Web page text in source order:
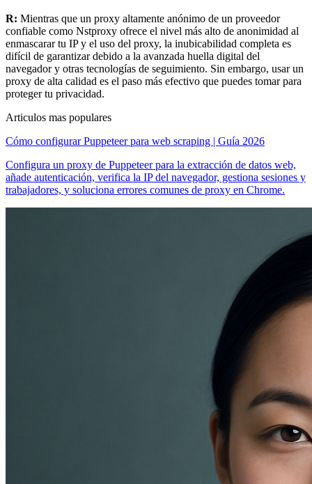
R: Mientras que un proxy altamente anónimo de un proveedor
confiable como Nstproxy ofrece el nivel más alto de anonimidad al
enmascarar tu IP y el uso del proxy, la inubicabilidad completa es
difícil de garantizar debido a la avanzada huella digital del
navegador y otras tecnologías de seguimiento. Sin embargo, usar un
proxy de alta calidad es el paso más efectivo que puedes tomar para
proteger tu privacidad.
Articulos mas populares
Cómo configurar Puppeteer para web scraping | Guía 2026
Configura un proxy de Puppeteer para la extracción de datos web,
añade autenticación, verifica la IP del navegador, gestiona sesiones y
trabajadores, y soluciona errores comunes de proxy en Chrome.